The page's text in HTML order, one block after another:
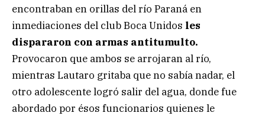
encontraban en orillas del río Paraná en
inmediaciones del club Boca Unidos les
dispararon con armas antitumulto.
Provocaron que ambos se arrojaran al río,
mientras Lautaro gritaba que no sabía nadar, el
otro adolescente logró salir del agua, donde fue
abordado por ésos funcionarios quienes le